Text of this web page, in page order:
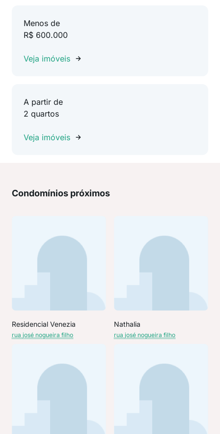
Menos de
R$ 600.000
Veja imóveis
A partir de
2 quartos
Veja imóveis
Condomínios próximos
Residencial Venezia
rua josé nogueira filho
Nathalia
rua josé nogueira filho